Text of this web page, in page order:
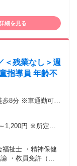
細を見る
＜残業なし＞週
指導員 年齢不
1,200円 ※所定労